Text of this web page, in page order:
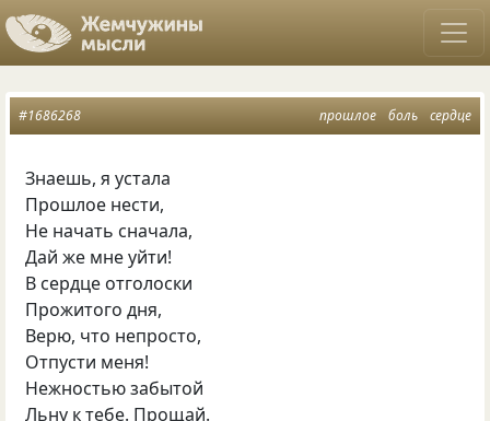
прошлое боль сердце
#1686268
Знаешь, я устала
Прошлое нести,
Не начать сначала,
Дай же мне уйти!
В сердце отголоски
Прожитого дня,
Верю, что непросто,
Отпусти меня!
Нежностью забытой
Льну к тебе. Прощай.